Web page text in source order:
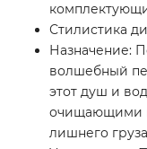
Стилистика
Назначение:
волшебный
этот душ и
очищающими
лишнего